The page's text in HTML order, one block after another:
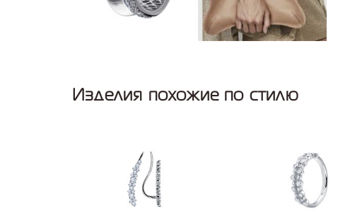
Изделия похожие по стилю